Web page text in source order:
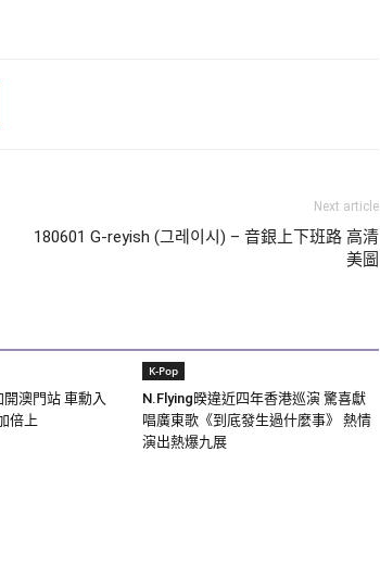
Next article
180601 G-reyish (그레이시) – 音銀上下班路 高清
美圖
澳門站 車勳入
倍上
K-Pop
N.Flying暌違近四年香港巡演 驚喜獻
唱廣東歌《到底發生過什麼事》 熱情
演出熱爆九展